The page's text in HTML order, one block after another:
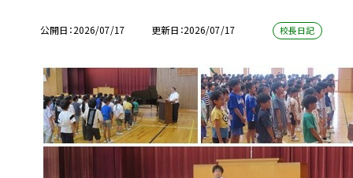
公開日 2026/07/17 更新日 2026/07/17 校長日記